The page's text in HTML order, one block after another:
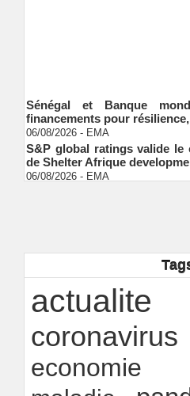
Sénégal et Banque
financements pour
06/08/2026 EMA
S&P global ratings valide le
de Shelter Afrique
06/08/2026 EMA
transparence locale, impact
Ndakhté M. GAYE
Rapport Bceao 2025 :
innovation
24/07/2026 -Ndakhté M. GAYE
actualite
coronavirus
economie